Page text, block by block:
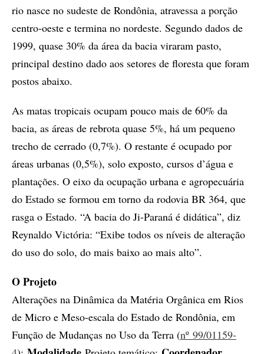
rio nasce no sudeste de Rondônia, atravessa a porção
centro-oeste e termina no nordeste. Segundo dados de
1999, quase 30% da área da bacia viraram pasto,
principal destino dado aos setores de floresta que foram
postos abaixo.
As matas tropicais ocupam pouco mais de 60% da
bacia, as áreas de rebrota quase 5%, há um pequeno
trecho de cerrado (0,7%). O restante é ocupado por
áreas urbanas (0,5%), solo exposto, cursos d’água e
plantações. O eixo da ocupação urbana e agropecuária
do Estado se formou em torno da rodovia BR 364, que
rasga o Estado. “A bacia do Ji-Paraná é didática”, diz
Reynaldo Victória: “Exibe todos os níveis de alteração
do uso do solo, do mais baixo ao mais alto”.
O Projeto
Alterações na Dinâmica da Matéria Orgânica em Rios
de Micro e Meso-escala do Estado de Rondônia, em
Função de Mudanças no Uso da Terra (nº 99/01159-